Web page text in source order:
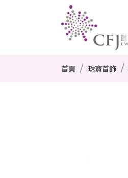
首頁 珠寶首飾